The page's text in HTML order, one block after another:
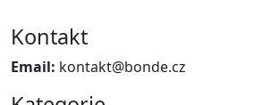
Kontakt
Email: kontakt@bonde.cz